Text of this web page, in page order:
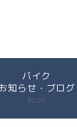
バイク
知らせ・ブログ
BLOG